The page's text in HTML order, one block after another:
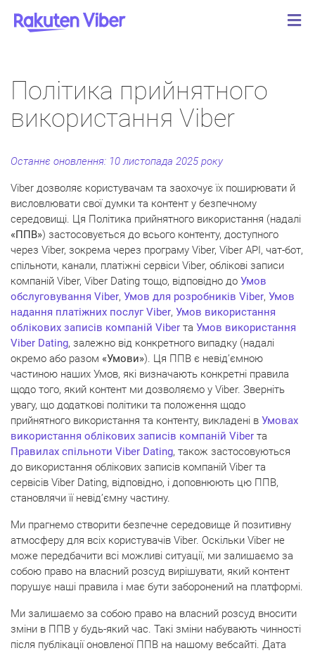
Політика прийнятного
використання Viber
Останнє оновлення: 10 листопада 2025 року
Viber дозволяє користувачам та заохочує їх поширювати й
висловлювати свої думки та контент у безпечному
середовищі. Ця Політика прийнятного використання (надалі
«ППВ») застосовується до всього контенту, доступного
через Viber, зокрема через програму Viber, Viber API, чат-бот,
спільноти, канали, платіжні сервіси Viber, облікові записи
компаній Viber, Viber Dating тощо, відповідно до Умов
обслуговування Viber, Умов для розробників Viber, Умов
надання платіжних послуг Viber, Умов використання
облікових записів компаній Viber та Умов використання
Viber Dating, залежно від конкретного випадку (надалі
окремо або разом «Умови»). Ця ППВ є невід’ємною
частиною наших Умов, які визначають конкретні правила
щодо того, який контент ми дозволяємо у Viber. Зверніть
увагу, що додаткові політики та положення щодо
прийнятного використання та контенту, викладені в Умовах
використання облікових записів компаній Viber та
Правилах спільноти Viber Dating, також застосовуються
до використання облікових записів компаній Viber та
сервісів Viber Dating, відповідно, і доповнюють цю ППВ,
становлячи її невід’ємну частину.
Ми прагнемо створити безпечне середовище й позитивну
атмосферу для всіх користувачів Viber. Оскільки Viber не
може передбачити всі можливі ситуації, ми залишаємо за
собою право на власний розсуд вирішувати, який контент
порушує наші правила і має бути заборонений на платформі.
Ми залишаємо за собою право на власний розсуд вносити
зміни в ППВ у будь-який час. Такі зміни набувають чинності
після публікації оновленої ППВ на нашому вебсайті. Дата